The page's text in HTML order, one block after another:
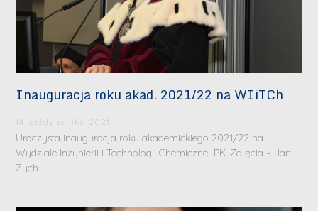
Inauguracja roku akad. 2021/22 na WIiTCh
14 października 2021
Uroczysta inauguracja roku akademickiego 2021/22 na
Wydziale Inżynierii i Technologii Chemicznej PK. Zdjęcia – Jan
Zych.